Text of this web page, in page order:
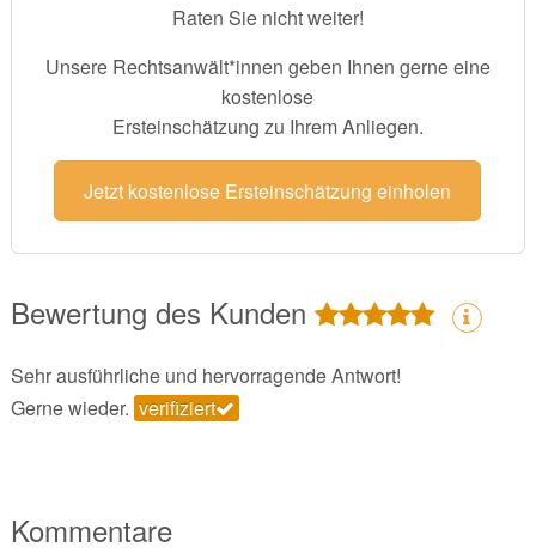
Raten Sie nicht weiter!
Unsere Rechtsanwält*innen geben Ihnen gerne eine
kostenlose
Ersteinschätzung zu Ihrem Anliegen.
Jetzt kostenlose Ersteinschätzung einholen
Bewertung des Kunden
Sehr ausführliche und hervorragende Antwort!
Gerne wieder. verifiziert
Kommentare